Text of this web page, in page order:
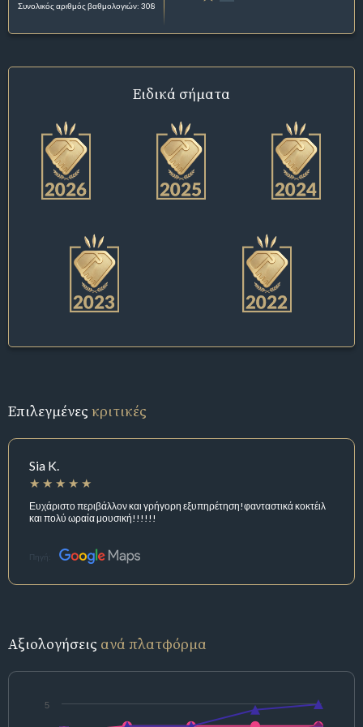
Συνολικός αριθμός βαθμολογιών: 308
Ειδικά σήματα
Επιλεγμένεςκριτικές
Sia K.
Ευχάριστο περιβάλλον και γρήγορη εξυπηρέτηση!φανταστικά κοκτέιλ
και πολύ ωραία μουσική!!!!!!
Πηγή:
Αξιολογήσεις ανά πλατφόρμα
5